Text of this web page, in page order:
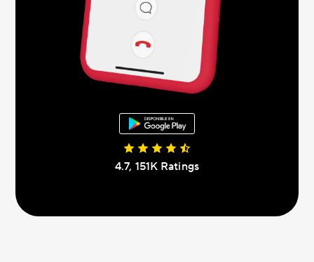
4.7, 151K Ratings